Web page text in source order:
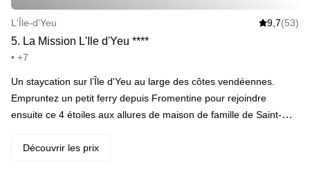
L'Île-d'Yeu 9,7(53)
5. La Mission L'Ile d'Yeu ****
• +7
Un staycation sur l’Île d'Yeu au large des côtes vendéennes.
Empruntez un petit ferry depuis Fromentine pour rejoindre
ensuite ce 4 étoiles aux allures de maison de famille de Saint-
Mais pensez aussi à profiter du spa Nuxe, du rooftop (en saison
Découvrir les prix